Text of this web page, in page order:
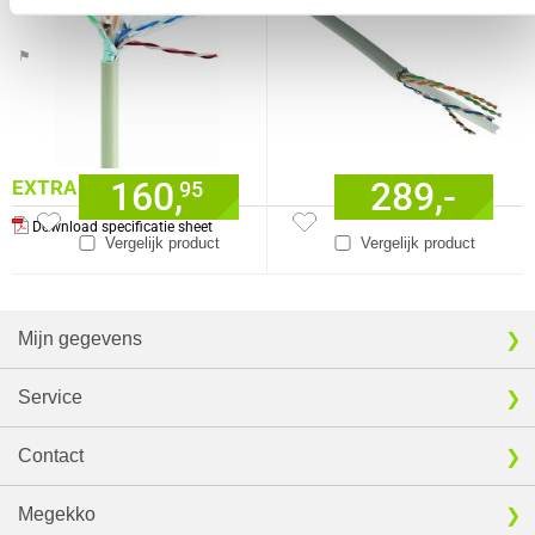
⚑ Fout melden
EXTRA INFORMATIE
Download specificatie sheet
Vergelijk product
160,95
Vergelijk product
289,-
Mijn gegevens
Service
Contact
Megekko